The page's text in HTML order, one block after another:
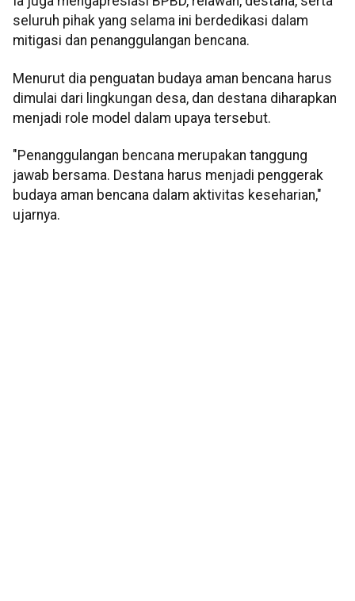
seluruh pihak yang selama ini berdedikasi dalam
mitigasi dan penanggulangan bencana.
Menurut dia penguatan budaya aman bencana harus
dimulai dari lingkungan desa, dan destana diharapkan
menjadi role model dalam upaya tersebut.
"Penanggulangan bencana merupakan tanggung
jawab bersama. Destana harus menjadi penggerak
budaya aman bencana dalam aktivitas keseharian,"
ujarnya.